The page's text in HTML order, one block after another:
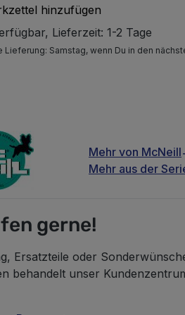
hinzufügen
Lieferzeit: 1-2 Tage
Lieferung: Samstag, wenn Du in den
Mehr von McNeill
Mehr aus der
gerne!
Ersatzteile oder
behandelt unser